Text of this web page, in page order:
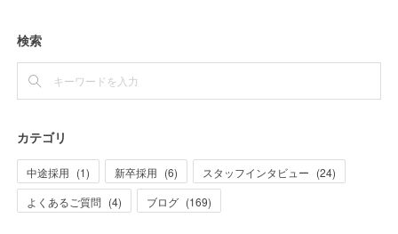
検索
カテゴリ
中途採用 (1) 新卒採用 (6) スタッフインタビュー (24)
よくあるご質問 (4) ブログ (169)